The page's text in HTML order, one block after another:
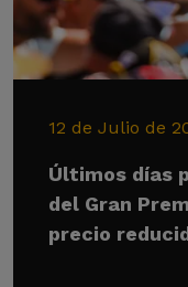
12 de Julio de
Últimos días
del Gran
precio